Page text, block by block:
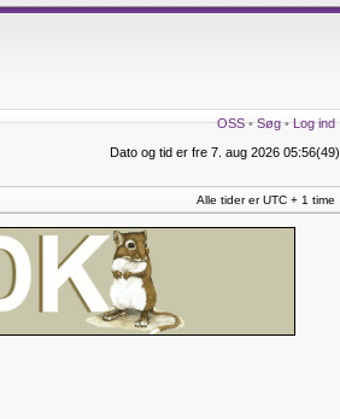
OSS•Søg•Log ind
Dato og tid er fre 7. aug 2026 05:56(49)
Alle tider er UTC + 1 time